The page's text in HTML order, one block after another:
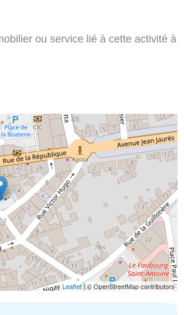
ou service lié à cette activité à
Leaflet| © OpenStreetMap contributors